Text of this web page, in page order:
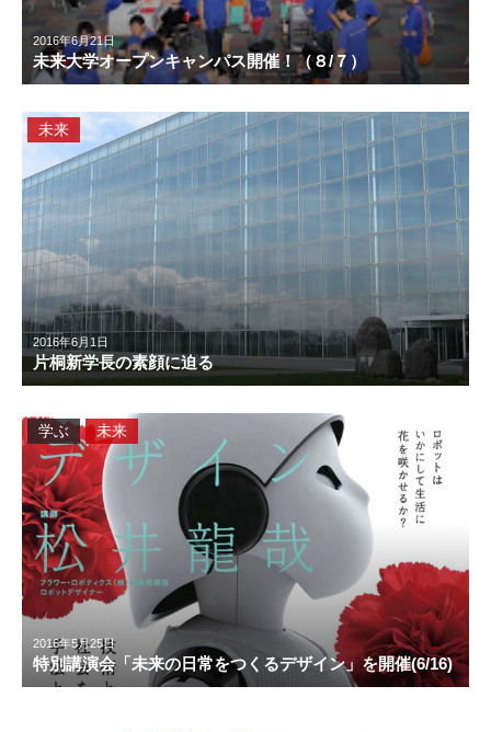
2016年6月21日
未来大学オープンキャンパス開催！（８/７）
2016年6月1日
片桐新学長の素顔に迫る
未来
2016年5月25日
特別講演会「未来の日常をつくるデザイン」を開催(6/16)
学ぶ 未来